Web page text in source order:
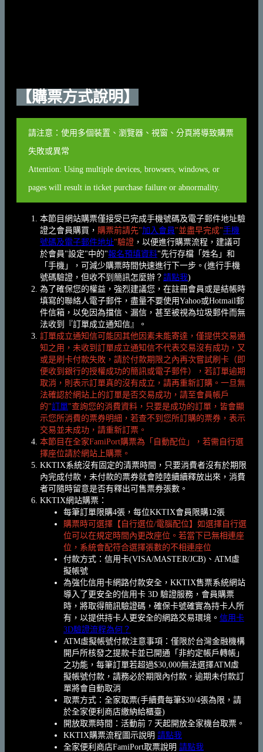
【購票方式說明】
請注意：使用多個裝置、瀏覽器、視窗、分頁將導致購票
失敗或異常
Attention: Using multiple devices, browsers, windows, or
pages will result in ticket purchase failure or abnormality.
本節目網站購票僅接受已完成手機號碼及電子郵件地址驗
證之會員購買， 購票前請先"加入會員 "並盡早完成"手機
號碼及電子郵件地址"驗證 ，以便進行購票流程，建議可
於會員"設定"中的"報名預填資料"先行存檔「姓名」和
「手機」，可減少購票時間快速進行下一步。(進行手機
號碼驗證，但收不到簡訊怎麼辦？ 請點我)
為了確保您的權益，強烈建議您，在註冊會員或是結帳時
填寫的聯絡人電子郵件，盡量不要使用Yahoo或Hotmail郵
件信箱，以免因為擋信、漏信，甚至被視為垃圾郵件而無
法收到『訂單成立通知信』。
訂單成立通知信可能因其他因素未能寄達，僅提供交易通
知之用，未收到訂單成立通知信不代表交易沒有成功，又
或是刷卡付款失敗，請於付款期限之內再次嘗試刷卡（即
便收到銀行的授權成功的簡訊或電子郵件），若訂單逾期
取消，則表示訂單真的沒有成立，請再重新訂購。一旦無
法確認於網站上的訂單是否交易成功，請至會員帳戶
的"訂單"查詢您的消費資料，只要是成功的訂單，皆會顯
示您所消費的票券明細，若查不到您所訂購的票券，表示
交易並未成功，請重新訂票。
本節目在全家FamiPort購票為「自動配位」，若需自行選
擇座位請於網站上購票。
KKTIX系統沒有固定的清票時間，只要消費者沒有於期限
內完成付款，未付款的票券就會陸陸續續釋放出來，消費
者可隨時留意是否有釋出可售票券張數。
KKTIX網站購票：
每筆訂單限購4張，每位KKTIX會員限購12張
購票時可選擇【自行選位/電腦配位】如選擇自行選
位可以在規定時間內更改座位。若當下已無相連座
位，系統會配符合選擇張數的不相連座位
付款方式：信用卡(VISA/MASTER/JCB)、ATM虛
擬帳號
為強化信用卡網路付款安全，KKTIX售票系統網站
導入了更安全的信用卡 3D 驗證服務，會員購票
時，將取得簡訊驗證碼，確保卡號確實為持卡人所
有，以提供持卡人更安全的網路交易環境。 信用卡
3D驗證流程為何？
ATM虛擬帳號付款注意事項：僅限於台灣金融機構
開戶所核發之提款卡並已開通「非約定帳戶轉帳」
之功能，每筆訂單若超過$30,000無法選擇ATM虛
擬帳號付款，請務必於期限內付款，逾期未付款訂
單將會自動取消
取票方式：全家取票(手續費每筆$30/4張為限，請
於全家便利商店繳納給櫃臺)
開放取票時間：活動前 7 天起開放全家機台取票。
KKTIX購票流程圖示說明 請點我
全家便利商店FamiPort取票說明 請點我